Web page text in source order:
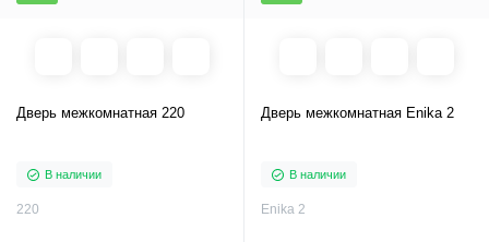
Дверь межкомнатная 220
В наличии
220
Дверь межкомнатная Enika 2
В наличии
Enika 2